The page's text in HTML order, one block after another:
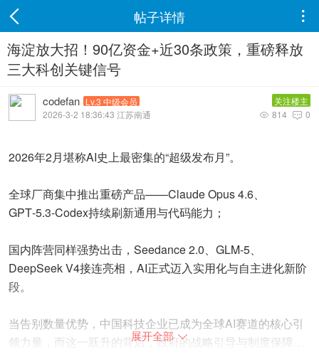
帖子详情 
海淀放大招！90亿资金+近30条政策，重磅释放
三大科创关键信号
codefan Lv.3 中级会员
关注楼主
2026-3-2 18:36:43 江苏南通
 0
 814
2026年2月堪称AI史上最密集的“超级发布月”。
全球厂商集中推出重磅产品——Claude Opus 4.6、
GPT‑5.3‑Codex持续刷新通用与代码能力；
国内阵营同样强势出击，Seedance 2.0、GLM‑5、
DeepSeek V4接连亮相，AI正式迈入实用化与自主进化新阶
段。
当告别数量优势，中国科技企业已成为全球AI赛道的核心引
领力量，而这一跃升的背后，政府的战略引导与制度保障至
展开全部 